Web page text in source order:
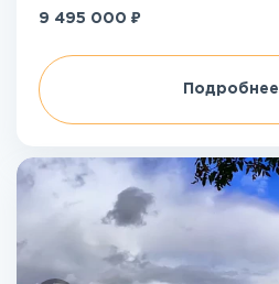
9 495 000 ₽
Подробнее